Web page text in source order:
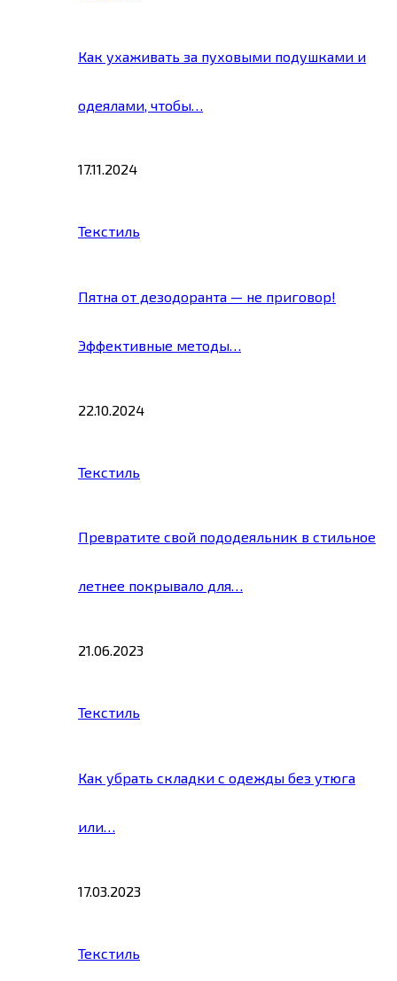
Как ухаживать за пуховыми подушками и
одеялами, чтобы…
17.11.2024
Текстиль
Пятна от дезодоранта — не приговор!
Эффективные методы…
22.10.2024
Текстиль
Превратите свой пододеяльник в стильное
летнее покрывало для…
21.06.2023
Текстиль
Как убрать складки с одежды без утюга
или…
17.03.2023
Текстиль